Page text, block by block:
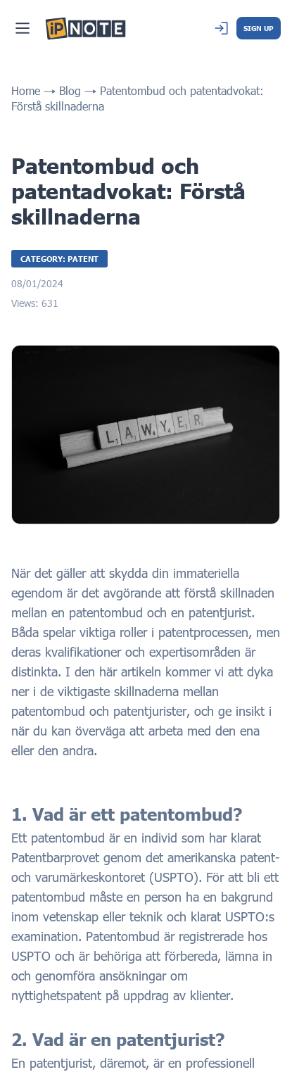
SIGN UP
Home Blog
Patentombud och patentadvokat:
Förstå skillnaderna
Patentombud och
patentadvokat: Förstå
skillnaderna
CATEGORY: PATENT
08/01/2024
Views: 631
När det gäller att skydda din immateriella
egendom är det avgörande att förstå skillnaden
mellan en patentombud och en patentjurist.
Båda spelar viktiga roller i patentprocessen, men
deras kvalifikationer och expertisområden är
distinkta. I den här artikeln kommer vi att dyka
ner i de viktigaste skillnaderna mellan
patentombud och patentjurister, och ge insikt i
när du kan överväga att arbeta med den ena
eller den andra.
1. Vad är ett patentombud?
Ett patentombud är en individ som har klarat
Patentbarprovet genom det amerikanska patent-
och varumärkeskontoret (USPTO). För att bli ett
patentombud måste en person ha en bakgrund
inom vetenskap eller teknik och klarat USPTO:s
examination. Patentombud är registrerade hos
USPTO och är behöriga att förbereda, lämna in
och genomföra ansökningar om
nyttighetspatent på uppdrag av klienter.
2. Vad är en patentjurist?
En patentjurist, däremot, är en professionell